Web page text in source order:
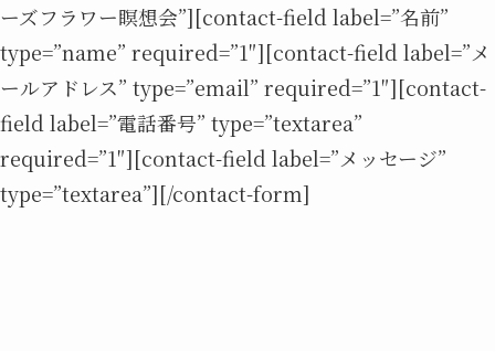
ーズフラワー瞑想会”][contact-field label=”名前”
type=”name” required=”1″][contact-field label=”メ
ールアドレス” type=”email” required=”1″][contact-
field label=”電話番号” type=”textarea”
required=”1″][contact-field label=”メッセージ”
type=”textarea”][/contact-form]